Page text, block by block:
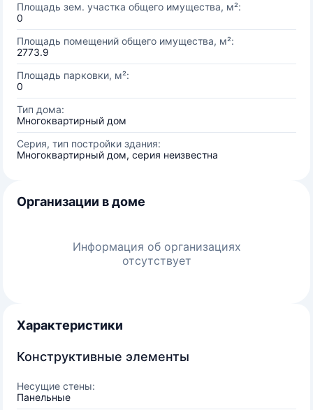
Площадь зем. участка общего имущества, м²:
0
Площадь помещений общего имущества, м²:
2773.9
Площадь парковки, м²:
0
Тип дома:
Многоквартирный дом
Серия, тип постройки здания:
Многоквартирный дом, серия неизвестна
Организации в доме
Информация об организациях
отсутствует
Характеристики
Конструктивные элементы
Несущие стены:
Панельные